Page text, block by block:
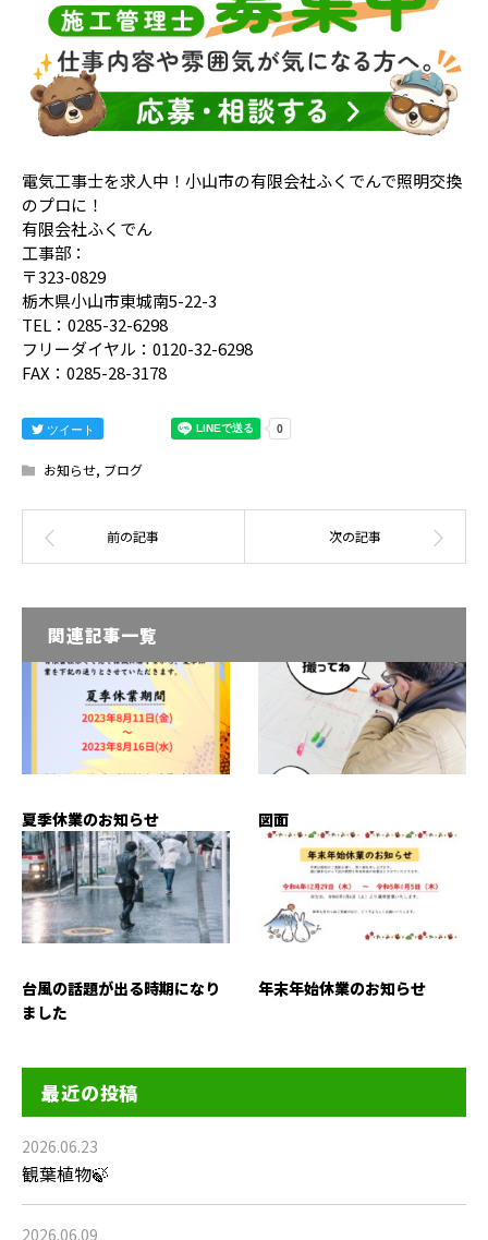
電気工事士を求人中！小山市の有限会社ふくでんで照明交換
のプロに！
有限会社ふくでん
工事部：
〒323-0829
栃木県小山市東城南5-22-3
TEL：0285-32-6298
フリーダイヤル：0120-32-6298
FAX：0285-28-3178
ツイート
お知らせ, ブログ
関連記事一覧
夏季休業のお知らせ 図面
台風の話題が出る時期になり
ました
年末年始休業のお知らせ
最近の投稿
2026.06.23
観葉植物🍃
2026.06.09